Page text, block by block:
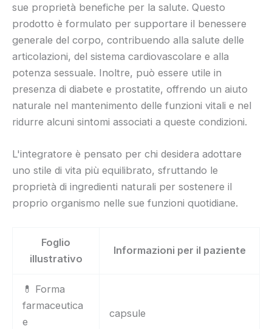
sue proprietà benefiche per la salute. Questo
prodotto è formulato per supportare il benessere
generale del corpo, contribuendo alla salute delle
articolazioni, del sistema cardiovascolare e alla
potenza sessuale. Inoltre, può essere utile in
presenza di diabete e prostatite, offrendo un aiuto
naturale nel mantenimento delle funzioni vitali e nel
ridurre alcuni sintomi associati a queste condizioni.
L'integratore è pensato per chi desidera adottare
uno stile di vita più equilibrato, sfruttando le
proprietà di ingredienti naturali per sostenere il
proprio organismo nelle sue funzioni quotidiane.
Foglio
illustrativo
Informazioni per il paziente
💊 Forma
farmaceutica
e
capsule